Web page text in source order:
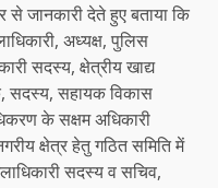
से जानकारी देते हुए बताया कि
अध्यक्ष, पुलिस
सदस्य, क्षेत्रीय खाद्य
सदस्य, सहायक विकास
के सक्षम अधिकारी
क्षेत्र हेतु गठित समिति में
सदस्य व सचिव,